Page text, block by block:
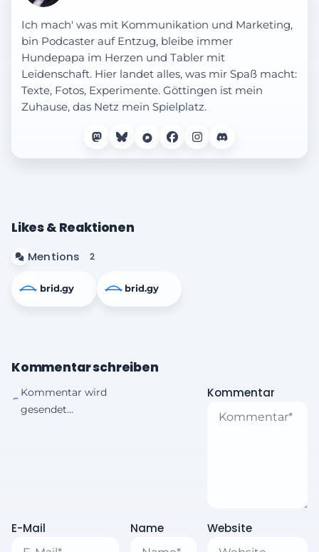
Ich mach' was mit Kommunikation und Marketing,
bin Podcaster auf Entzug, bleibe immer
Hundepapa im Herzen und Tabler mit
Leidenschaft. Hier landet alles, was mir Spaß macht:
Texte, Fotos, Experimente. Göttingen ist mein
Zuhause, das Netz mein Spielplatz.
Likes & Reaktionen
Mentions 2
brid.gy brid.gy
Kommentar schreiben
Kommentar wird
gesendet...
Kommentar
E-Mail Name Website